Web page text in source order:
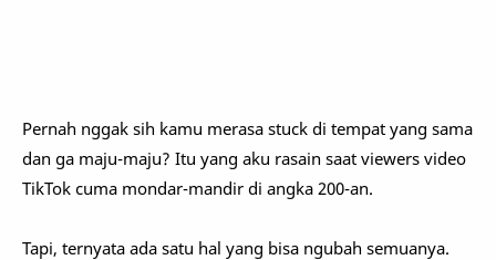
Pernah nggak sih kamu merasa stuck di tempat yang sama
dan ga maju-maju? Itu yang aku rasain saat viewers video
TikTok cuma mondar-mandir di angka 200-an.
Tapi, ternyata ada satu hal yang bisa ngubah semuanya.